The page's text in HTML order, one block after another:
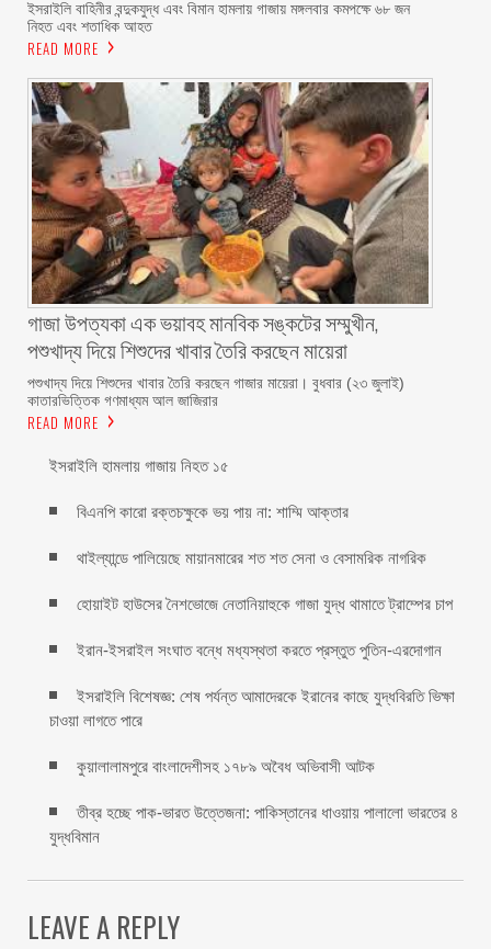
ইসরাইলি বাহিনীর বন্দুকযুদ্ধ এবং বিমান হামলায় গাজায় মঙ্গলবার কমপক্ষে ৬৮ জন
নিহত এবং শতাধিক আহত
READ MORE
গাজা উপত্যকা এক ভয়াবহ মানবিক সঙ্কটের সম্মুখীন,
পশুখাদ্য দিয়ে শিশুদের খাবার তৈরি করছেন মায়েরা
পশুখাদ্য দিয়ে শিশুদের খাবার তৈরি করছেন গাজার মায়েরা। বুধবার (২৩ জুলাই)
কাতারভিত্তিক গণমাধ্যম আল জাজিরার
READ MORE
ইসরাইলি হামলায় গাজায় নিহত ১৫
বিএনপি কারো রক্তচক্ষুকে ভয় পায় না: শাম্মি আক্তার
থাইল্যান্ডে পালিয়েছে মায়ানমারের শত শত সেনা ও বেসামরিক নাগরিক
হোয়াইট হাউসের নৈশভোজে নেতানিয়াহুকে গাজা যুদ্ধ থামাতে ট্রাম্পের চাপ
ইরান-ইসরাইল সংঘাত বন্ধে মধ্যস্থতা করতে প্রস্তুত পুতিন-এরদোগান
ইসরাইলি বিশেষজ্ঞ: শেষ পর্যন্ত আমাদেরকে ইরানের কাছে যুদ্ধবিরতি ভিক্ষা
চাওয়া লাগতে পারে
কুয়ালালামপুরে বাংলাদেশীসহ ১৭৮৯ অবৈধ অভিবাসী আটক
তীব্র হচ্ছে পাক-ভারত উত্তেজনা: পাকিস্তানের ধাওয়ায় পালালো ভারতের ৪
যুদ্ধবিমান
LEAVE A REPLY